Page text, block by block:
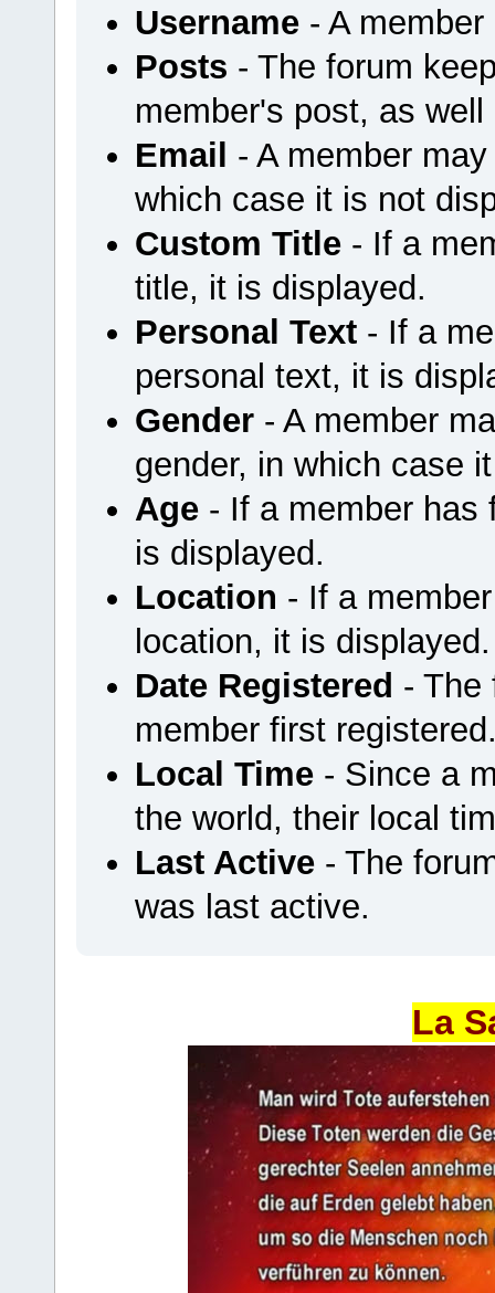
Username- A member
Posts - The forum
member's post, as
Email - A member
which case it is not
Custom Title- If a
title, it is displayed.
Personal Text- If a
personal text, it is
Gender- A member
gender, in which case
Age- If a member has
is displayed.
Location - If a
location, it is displayed.
Date Registered - The
member first
Local Time- Since a
the world, their local
Last Active- The
was last active.
La